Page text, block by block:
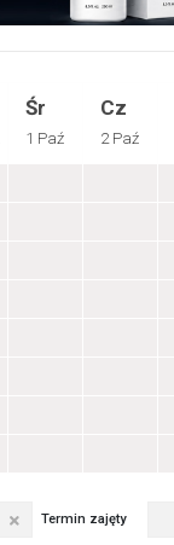
Śr
1 Paź
Cz
2 Paź
Termin zajęty